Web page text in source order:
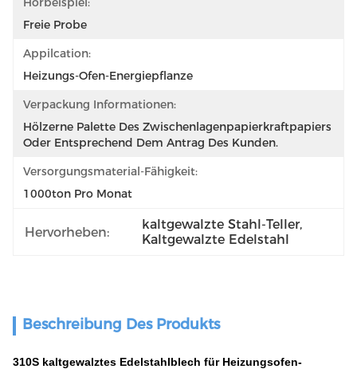
Freie Probe
Appilcation:
Heizungs-Ofen-Energiepflanze
Verpackung Informationen:
Hölzerne Palette Des Zwischenlagenpapierkraftpapiers
Oder Entsprechend Dem Antrag Des Kunden.
Versorgungsmaterial-Fähigkeit:
1000ton Pro Monat
Hervorheben: kaltgewalzte Stahl-Teller,
Kaltgewalzte Edelstahl
Beschreibung Des Produkts
310S kaltgewalztes Edelstahlblech für Heizungsofen-